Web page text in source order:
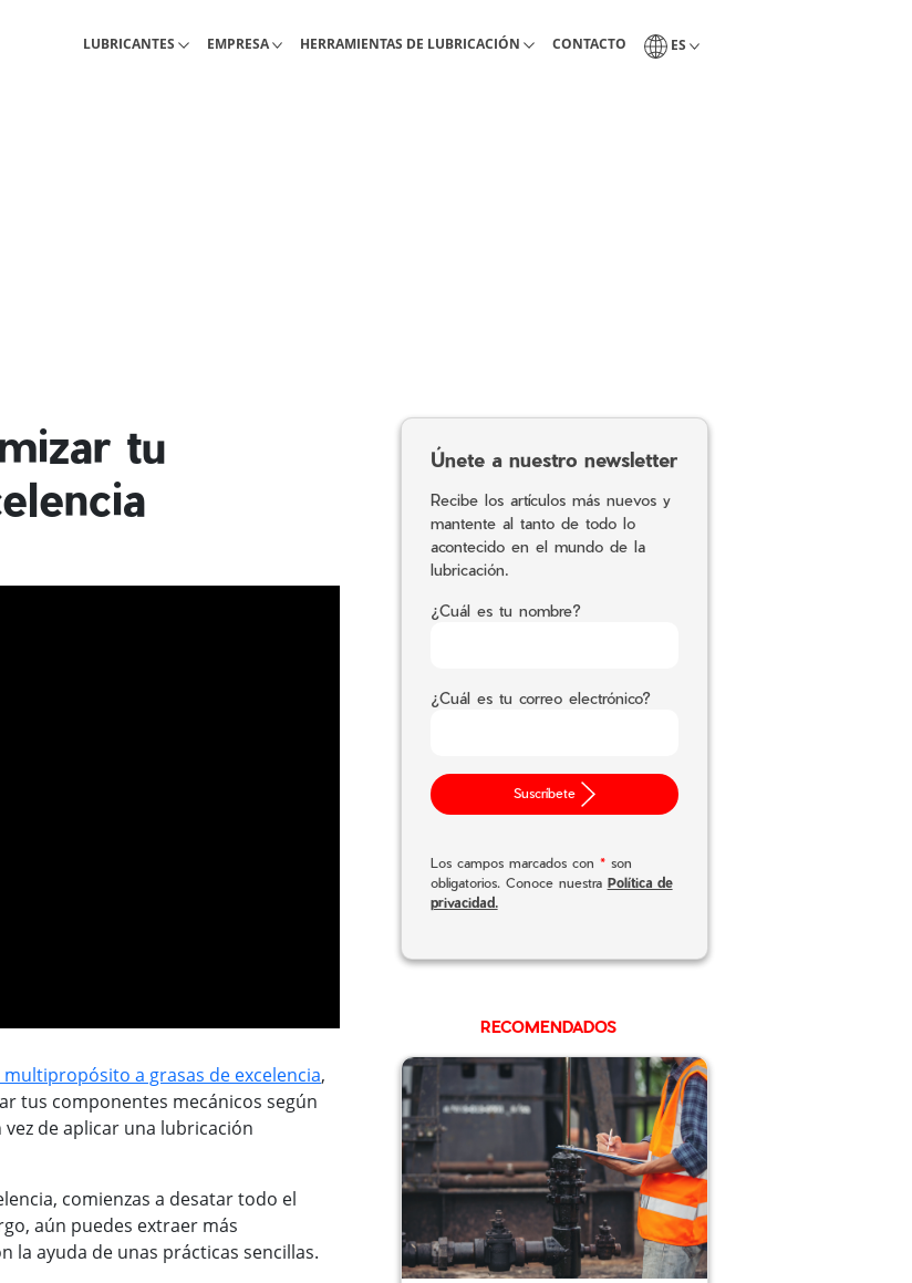
Lubricantes industriales
LUBRICANTES Acerca de Interlub
EMPRESA Pagina de herramientas de lubricacón
HERRAMIENTAS DE LUBRICACIÓN Pagina de contacto Interlub
CONTACTO Selección del idioma
ES
tu
a grasas de excelencia,
tus componentes mecánicos según
de aplicar una lubricación
comienzas a desatar todo el
aún puedes extraer más
la ayuda de unas prácticas sencillas.
Únete a nuestro newsletter
Recibe los artículos más nuevos y
mantente al tanto de todo lo
acontecido en el mundo de la
lubricación.
¿Cuál es tu nombre?
¿Cuál es tu correo electrónico?
Suscríbete
Los campos marcados con *son
obligatorios. Conoce nuestra Política de
privacidad.
RECOMENDADOS